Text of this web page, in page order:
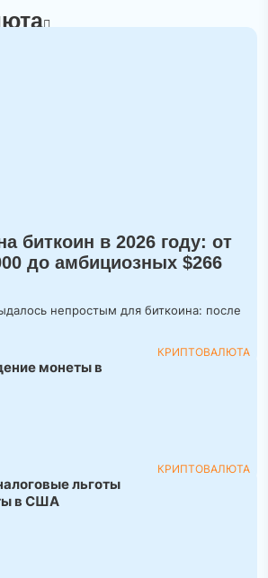
биткоин в 2026 году: от
до амбициозных $266
непростым для биткоина: после
КРИПТОВАЛЮТА
монеты в
КРИПТОВАЛЮТА
льготы
в США